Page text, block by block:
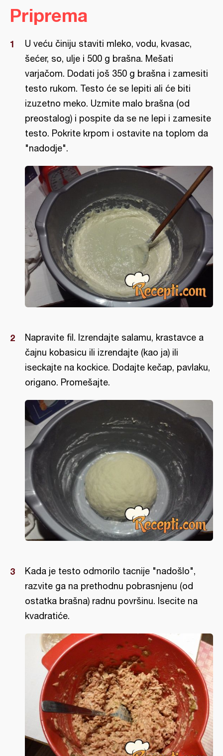
Priprema
U veću činiju staviti mleko, vodu, kvasac,
šećer, so, ulje i 500 g brašna. Mešati
varjačom. Dodati još 350 g brašna i zamesiti
testo rukom. Testo će se lepiti ali će biti
izuzetno meko. Uzmite malo brašna (od
preostalog) i pospite da se ne lepi i zamesite
testo. Pokrite krpom i ostavite na toplom da
"nadodje".
Napravite fil. Izrendajte salamu, krastavce a
čajnu kobasicu ili izrendajte (kao ja) ili
iseckajte na kockice. Dodajte kečap, pavlaku,
origano. Promešajte.
Kada je testo odmorilo tacnije "nadošlo",
razvite ga na prethodnu pobrasnjenu (od
ostatka brašna) radnu površinu. Isecite na
kvadratiće.